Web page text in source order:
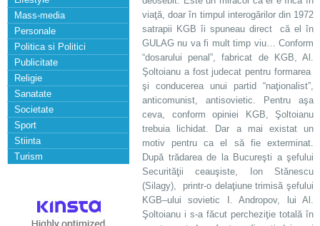
Mass-media
Personale
Politica si Politici
Publicitate
Religie
Sanatate
Societate
Sport
Stiinta
Turism
viaţă, doar în timpul interogărilor din 1972
satrapii KGB îi spuneau direct că el în
GULAG nu va fi mult timp viu… Conform
“dosarului penal”, fabricat de KGB, Al.
Şoltoianu a fost judecat pentru formarea
şi conducerea unui partid “naţionalist”,
anticomunist, antisovietic. Pentru aşa
ceva, conform opiniei KGB, Şoltoianu
trebuia lichidat. Dar a mai existat un
motiv pentru ca el să fie exterminat.
După trădarea de la Bucureşti a şefului
Securităţii ceauşiste, Ion Stănescu
(Silagy), printr-o delaţiune trimisă şefului
KGB–ului sovietic I. Andropov, lui Al.
Şoltoianu i s-a făcut percheziţie totală în